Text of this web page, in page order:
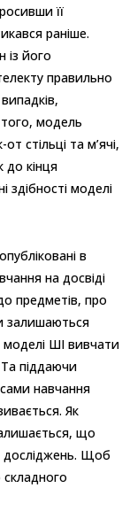
її
раніше.
із його
правильно
модель
стільці та м’ячі,
до кінця
здібності моделі
в
на досвіді
предметів, про
залишаються
ШІ вивчати
Та піддаючи
навчання
Як
що
досліджень. Щоб